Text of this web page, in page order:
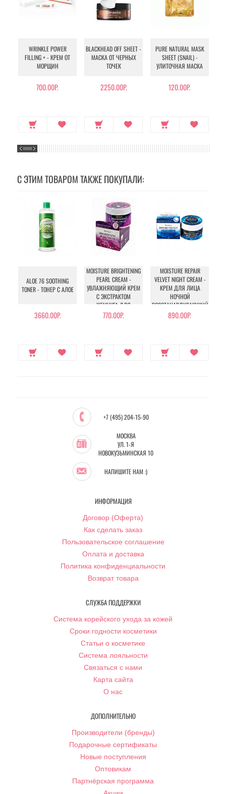
WRINKLE POWER
FILLING + - КРЕМ ОТ
МОРЩИН
700.00Р.
BLACKHEAD OFF SHEET -
МАСКА ОТ ЧЕРНЫХ
ТОЧЕК
2250.00Р.
PURE NATURAL MASK
SHEET (SNAIL) -
УЛИТОЧНАЯ МАСКА
120.00Р.
С ЭТИМ ТОВАРОМ ТАКЖЕ ПОКУПАЛИ:
ALOE 76 SOOTHING
TONER - ТОНЕР С АЛОЕ
3660.00Р.
MOISTURE BRIGHTENING
PEARL CREAM -
УВЛАЖНЯЮЩИЙ КРЕМ
С ЭКСТРАКТОМ
ЖЕМЧУГА ДЛЯ
СИЯНИЯ КОЖИ ЛИЦА
770.00Р.
MOISTURE REPAIR
VELVET NIGHT CREAM -
КРЕМ ДЛЯ ЛИЦА
НОЧНОЙ
ВОССТАНАВЛИВАЮЩИЙ
890.00Р.
+7 (495) 204-15-90
МОСКВА
УЛ. 1-Я
НОВОКУЗЬМИНСКАЯ 10
НАПИШИТЕ НАМ :)
ИНФОРМАЦИЯ
Договор (Оферта)
Как сделать заказ
Пользовательское соглашение
Оплата и доставка
Политика конфиденциальности
Возврат товара
СЛУЖБА ПОДДЕРЖКИ
Система корейского ухода за кожей
Сроки годности косметики
Статьи о косметике
Система лояльности
Связаться с нами
Карта сайта
О нас
ДОПОЛНИТЕЛЬНО
Производители (бренды)
Подарочные сертификаты
Новые поступления
Оптовикам
Партнёрская программа